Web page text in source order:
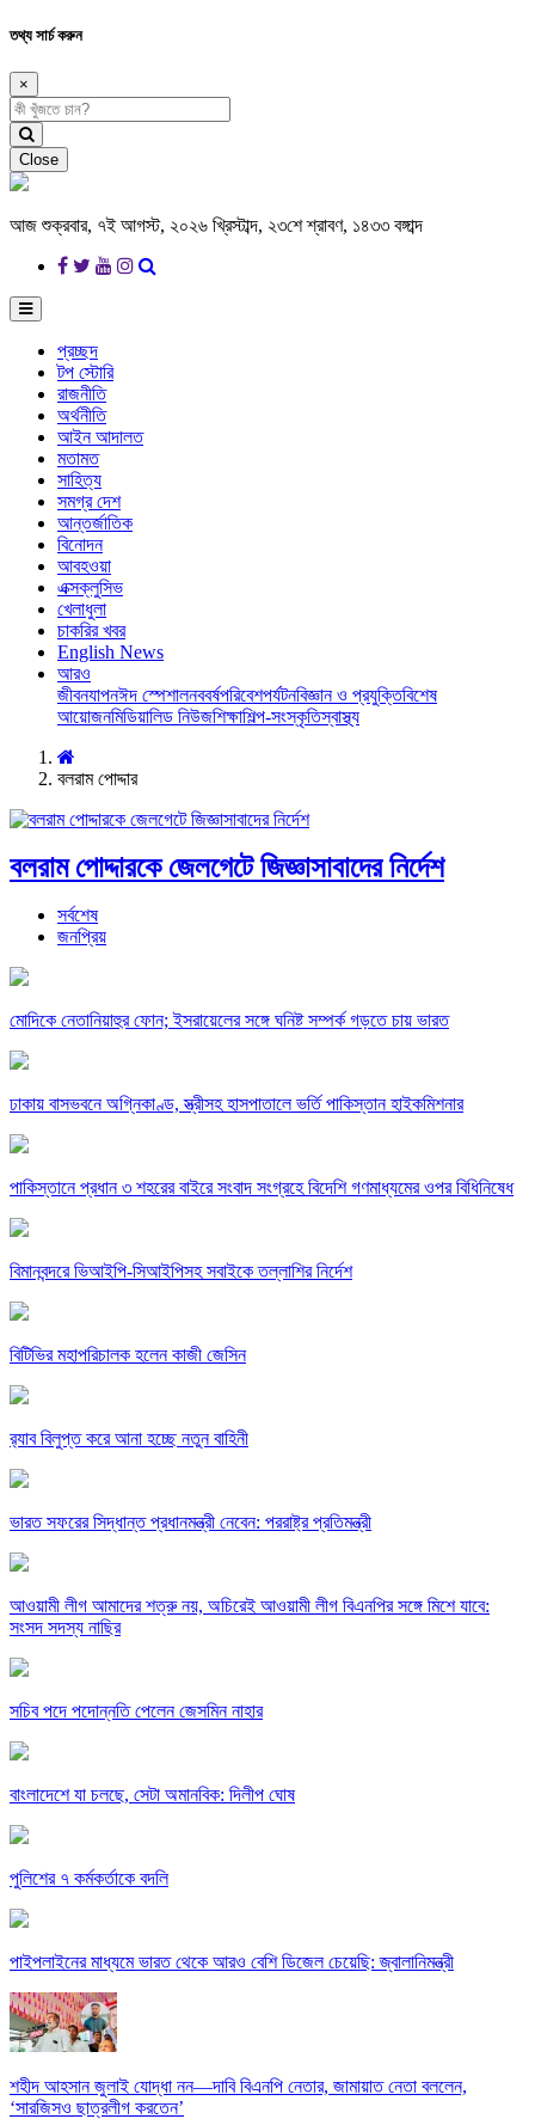
তথ্য সার্চ করুন
×
Close
আজ শুক্রবার, ৭ই আগস্ট, ২০২৬ খ্রিস্টাব্দ, ২৩শে শ্রাবণ, ১৪৩৩ বঙ্গাব্দ
প্রচ্ছদ
টপ স্টোরি
রাজনীতি
অর্থনীতি
আইন আদালত
মতামত
সাহিত্য
সমগ্র দেশ
আন্তর্জাতিক
বিনোদন
আবহওয়া
এক্সক্লুসিভ
খেলাধুলা
চাকরির খবর
English News
আরও
জীবনযাপনঈদ স্পেশালনববর্ষপরিবেশপর্যটনবিজ্ঞান ও প্রযুক্তিবিশেষ
আয়োজনমিডিয়ালিড নিউজশিক্ষাশিল্প-সংস্কৃতিস্বাস্থ্য
বলরাম পোদ্দার
বলরাম পোদ্দারকে জেলগেটে জিজ্ঞাসাবাদের নির্দেশ
সর্বশেষ
জনপ্রিয়
মোদিকে নেতানিয়াহুর ফোন; ইসরায়েলের সঙ্গে ঘনিষ্ট সম্পর্ক গড়তে চায় ভারত
ঢাকায় বাসভবনে অগ্নিকাণ্ড, স্ত্রীসহ হাসপাতালে ভর্তি পাকিস্তান হাইকমিশনার
পাকিস্তানে প্রধান ৩ শহরের বাইরে সংবাদ সংগ্রহে বিদেশি গণমাধ্যমের ওপর বিধিনিষেধ
বিমানবন্দরে ভিআইপি-সিআইপিসহ সবাইকে তল্লাশির নির্দেশ
বিটিভির মহাপরিচালক হলেন কাজী জেসিন
র‍্যাব বিলুপ্ত করে আনা হচ্ছে নতুন বাহিনী
ভারত সফরের সিদ্ধান্ত প্রধানমন্ত্রী নেবেন: পররাষ্ট্র প্রতিমন্ত্রী
আওয়ামী লীগ আমাদের শত্রু নয়, অচিরেই আওয়ামী লীগ বিএনপির সঙ্গে মিশে যাবে:
সংসদ সদস্য নাছির
সচিব পদে পদোন্নতি পেলেন জেসমিন নাহার
বাংলাদেশে যা চলছে, সেটা অমানবিক: দিলীপ ঘোষ
পুলিশের ৭ কর্মকর্তাকে বদলি
পাইপলাইনের মাধ্যমে ভারত থেকে আরও বেশি ডিজেল চেয়েছি: জ্বালানিমন্ত্রী
শহীদ আহসান জুলাই যোদ্ধা নন—দাবি বিএনপি নেতার, জামায়াত নেতা বললেন,
‘সারজিসও ছাত্রলীগ করতেন’